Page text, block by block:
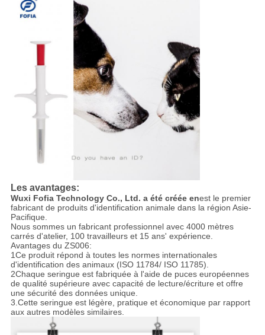
Les avantages:
Wuxi Fofia Technology Co., Ltd. a été créée enest le premier
fabricant de produits d'identification animale dans la région Asie-
Pacifique.
Nous sommes un fabricant professionnel avec 4000 mètres
carrés d'atelier, 100 travailleurs et 15 ans' expérience.
Avantages du ZS006:
1Ce produit répond à toutes les normes internationales
d'identification des animaux (ISO 11784/ ISO 11785).
2Chaque seringue est fabriquée à l'aide de puces européennes
de qualité supérieure avec capacité de lecture/écriture et offre
une sécurité des données unique.
3. Cette seringue est légère, pratique et économique par rapport
aux autres modèles similaires.